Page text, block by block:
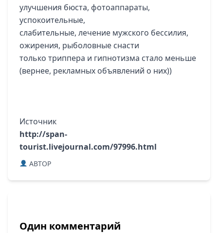
улучшения бюста, фотоаппараты,
успокоительные,
слабительные, лечение мужского бессилия,
ожирения, рыболовные снасти
только триппера и гипнотизма стало меньше
(вернее, рекламных объявлений о них))
Источник
http://span-
tourist.livejournal.com/97996.html
ABTOP
Один комментарий